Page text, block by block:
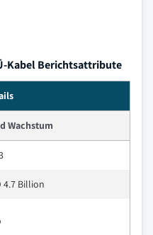
Kabel Berichtsattribute
Wachstum
4.7 Billion